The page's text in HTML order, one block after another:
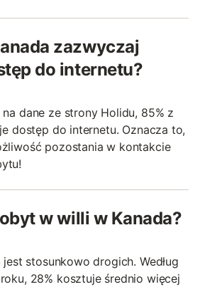
zazwyczaj
do internetu?
dane ze strony Holidu, 85% z
dostęp do internetu. Oznacza to,
pozostania w kontakcie
w willi w Kanada?
stosunkowo drogich. Według
28% kosztuje średnio więcej